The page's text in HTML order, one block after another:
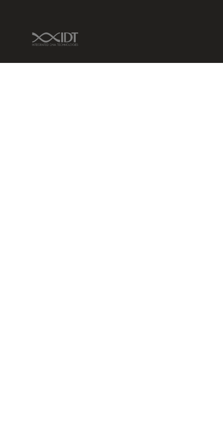
IDT Link